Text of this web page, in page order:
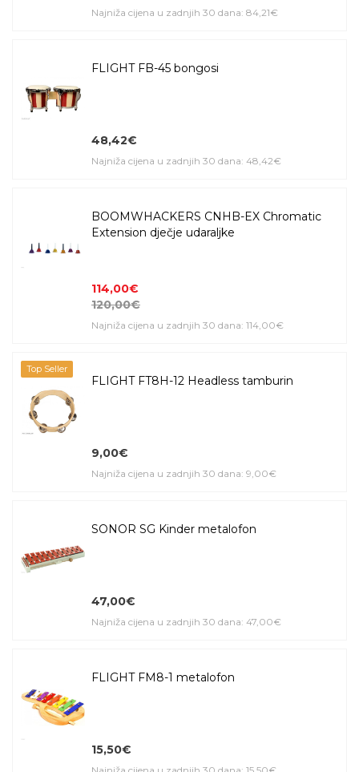
Najniža cijena u zadnjih 30 dana: 84,21€
FLIGHT FB-45 bongosi
48,42€
Najniža cijena u zadnjih 30 dana: 48,42€
BOOMWHACKERS CNHB-EX Chromatic
Extension dječje udaraljke
114,00€
120,00€
Najniža cijena u zadnjih 30 dana: 114,00€
Top Seller
FLIGHT FT8H-12 Headless tamburin
9,00€
Najniža cijena u zadnjih 30 dana: 9,00€
SONOR SG Kinder metalofon
47,00€
Najniža cijena u zadnjih 30 dana: 47,00€
FLIGHT FM8-1 metalofon
15,50€